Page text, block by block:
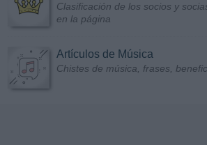
Clasificación de los socios y
en la página
Artículos de Música
Chistes de música, frases,